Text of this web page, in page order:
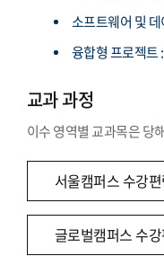
소프트웨어 및
융합형 프로젝트 :
교과 과정
이수 영역별 교과목은 당
서울캠퍼스 수강
글로벌캠퍼스 수